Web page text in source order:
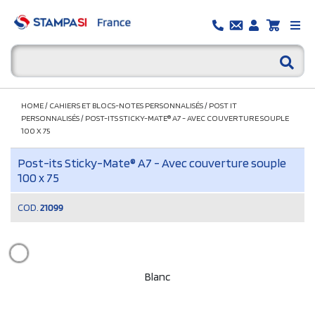
HOME/ CAHIERS ET BLOCS-NOTES PERSONNALISÉS/ POST IT
PERSONNALISÉS/ POST-ITS STICKY-MATE® A7 - AVEC COUVERTURE SOUPLE
100 X 75
Post-its Sticky-Mate® A7 - Avec couverture souple
100 x 75
COD. 21099
Blanc